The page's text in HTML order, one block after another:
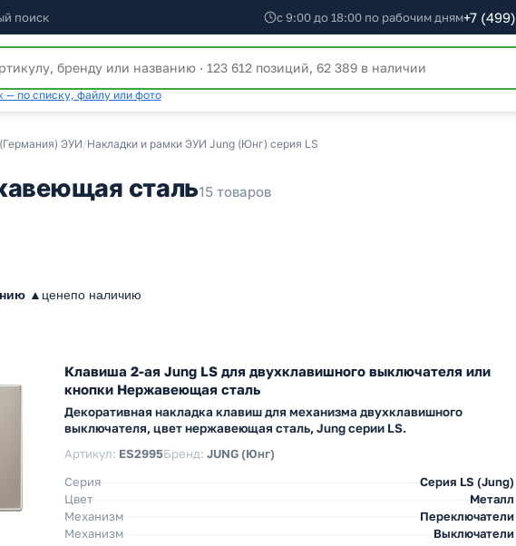
поиск с 9:00 до 18:00 по рабочим дням+7 (499)
— по списку, файлу или фото
ЭУИ/Накладки и рамки ЭУИ Jung (Юнг) серия LS
сталь15 товаров
▲ ценепо наличию
Клавиша 2-ая Jung LS для двухклавишного выключателя или
кнопки Нержавеющая сталь
Декоративная накладка клавиш для механизма двухклавишного
выключателя, цвет нержавеющая сталь, Jung серии LS.
Артикул: ES2995Бренд: JUNG (Юнг)
Серия
Серия LS (Jung)
Цвет
Металл
Механизм
Переключатели
Механизм
Выключатели